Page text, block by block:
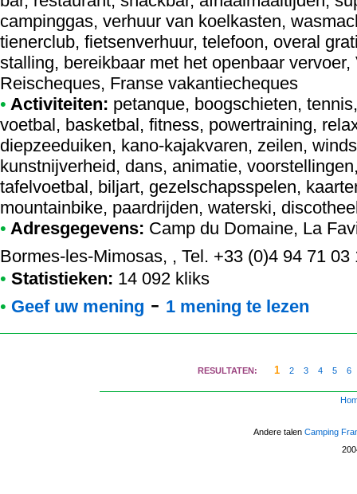
campinggas, verhuur van koelkasten,
tienerclub, fietsenverhuur, telefoon, overal
stalling, bereikbaar met het openbaar
Reischeques, Franse vakantiecheques
• Activiteiten: petanque, boogschieten,
voetbal, basketbal, fitness, powertraining,
diepzeeduiken, kano-kajakvaren, zeilen,
kunstnijverheid, dans, animatie,
tafelvoetbal, biljart, gezelschapsspelen,
mountainbike, paardrijden, waterski,
• Adresgegevens: Camp du Domaine, La
Bormes-les-Mimosas, , Tel. +33 (0)4 94 71 03
• Statistieken: 14 092 kliks
• Geef uw mening - 1 mening te lezen
RESULTATEN: 1 2 3 4 5 6
Andere talen Camping